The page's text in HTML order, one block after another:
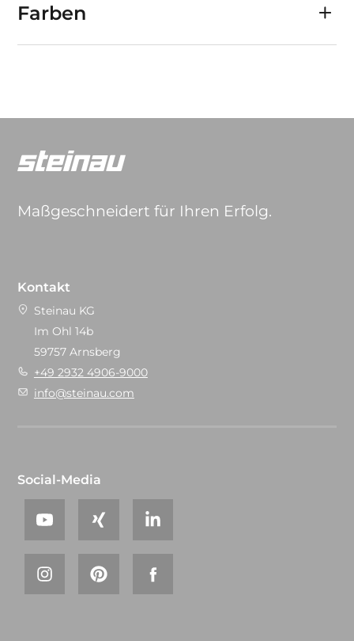
Farben
Maßgeschneidert für Ihren Erfolg.
Kontakt
Steinau KG
Im Ohl 14b
59757 Arnsberg
+49 2932 4906-9000
info@steinau.com
Social-Media